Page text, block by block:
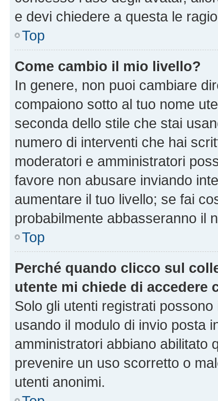
e devi chiedere a questa le
Top
Come cambio il mio livello?
In genere, non puoi cambiare
compaiono sotto al tuo nome
seconda dello stile che stai
numero di interventi che hai
moderatori e amministratori
favore non abusare inviando
aumentare il tuo livello; se fai
probabilmente abbasseranno il
Top
Perché quando clicco sul
utente mi chiede di accedere
Solo gli utenti registrati
usando il modulo di invio posta
amministratori abbiano abilitato
prevenire un uso scorretto o
utenti anonimi.